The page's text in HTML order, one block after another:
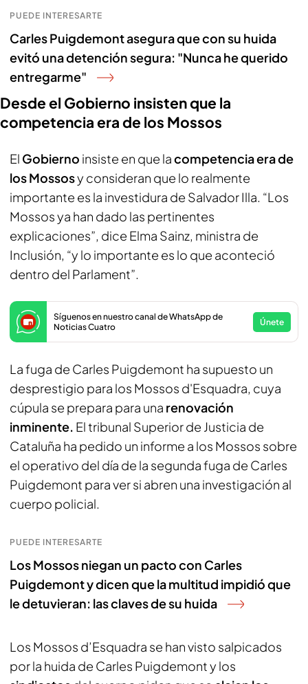
PUEDE INTERESARTE
Carles Puigdemont asegura que con su huida
evitó una detención segura: "Nunca he querido
entregarme"
Desde el Gobierno insisten que la
competencia era de los Mossos
El Gobierno insiste en que lacompetencia era de
los Mossosy consideran que lo realmente
importante es la investidura de Salvador Illa. “Los
Mossos ya han dado las pertinentes
explicaciones”, dice Elma Sainz, ministra de
Inclusión, “y lo importante es lo que aconteció
dentro del Parlament”.
Síguenos en nuestro canal de WhatsApp de
Noticias Cuatro
Únete
La fuga de Carles Puigdemont ha supuesto un
desprestigio para los Mossos d'Esquadra, cuya
cúpula se prepara para una renovación
inminente. El tribunal Superior de Justicia de
Cataluña ha pedido un informe a los Mossos sobre
el operativo del día de la segunda fuga de Carles
Puigdemont para ver si abren una investigación al
cuerpo policial.
PUEDE INTERESARTE
Los Mossos niegan un pacto con Carles
Puigdemont y dicen que la multitud impidió que
le detuvieran: las claves de su huida
Los Mossos d’Esquadra se han visto salpicados
por la huida de Carles Puigdemont y los